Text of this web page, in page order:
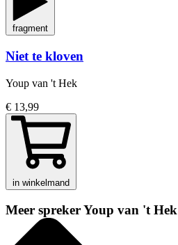
fragment
Niet te kloven
Youp van 't Hek
€ 13,99
in winkelmand
Meer spreker Youp van 't Hek